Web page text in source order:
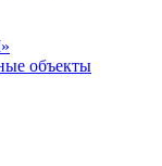
объекты